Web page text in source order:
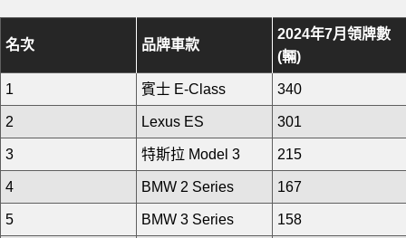
名次 品牌車款
2024年7月領牌數
(輛)
1 賓士 E-Class 340
2 Lexus ES 301
3 特斯拉 Model 3 215
4 BMW 2 Series 167
5 BMW 3 Series 158